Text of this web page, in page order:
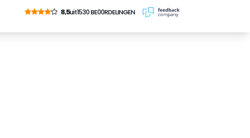
8,5uit1530 BE00RDELINGEN